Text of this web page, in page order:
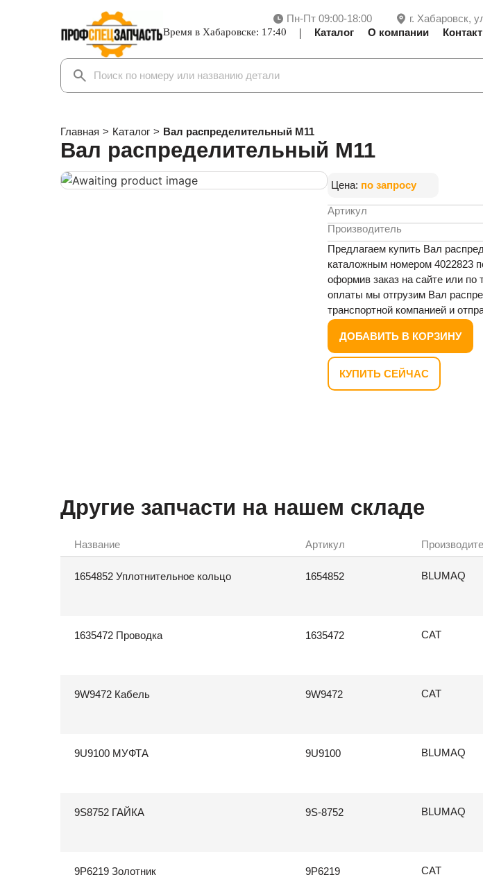
Пн-Пт 09:00-18:00 г. Хабаровск,
Время в Хабаровске: 17:40 Каталог О компании
Главная > Каталог > Вал распределительный M11
Вал распределительный M11
Цена: по запросу
Артикул
Производитель
Предлагаем купить Вал
каталожным номером 4022823
оформив заказ на сайте или по
оплаты мы отгрузим Вал
транспортной компанией и
ДОБАВИТЬ В КОРЗИНУ
КУПИТЬ СЕЙЧАС
Другие запчасти на нашем складе
Название Артикул
1654852 Уплотнительное кольцо 1654852 BLUMAQ
1635472 Проводка 1635472 CAT
9W9472 Кабель 9W9472 CAT
9U9100 МУФТА 9U9100 BLUMAQ
9S8752 ГАЙКА 9S-8752 BLUMAQ
9P6219 Золотник 9P6219 CAT